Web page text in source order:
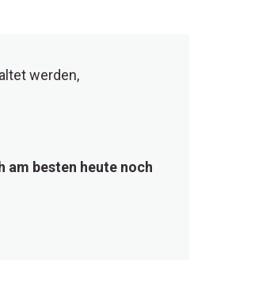
werden,
am besten heute noch